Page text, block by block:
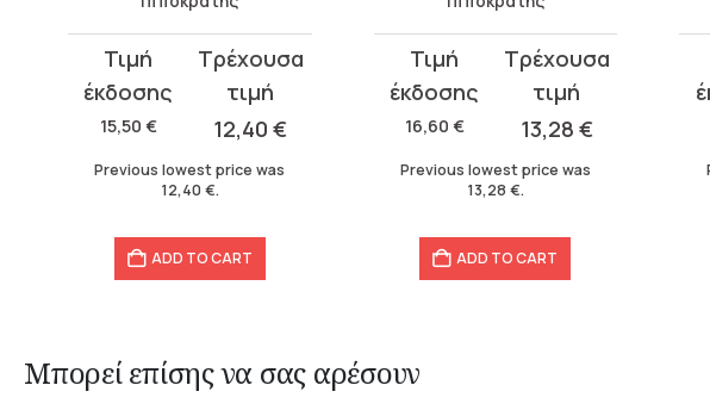
15,50 €
Original
price
was:
15,50 €.
12,40€
Current
price
12,40 €.
Previous lowest price was
12,40 €.
ADD TO CART
16,60 €
Original
price
was:
16,60 €.
13,28 €
Current
price
13,28 €.
Previous lowest price was
13,28 €.
ADD TO CART
Μπορεί επίσης να σας αρέσουν